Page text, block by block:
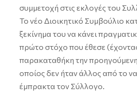
συμμετοχή στις εκλογές του
Το νέο Διοικητικό Συμβούλιο
ξεκίνημα του να κάνει
πρώτο στόχο που έθεσε
παρακαταθήκη την προηγούμενη
οποίος δεν ήταν άλλος από το
έμπρακτα τον Σύλλογο.